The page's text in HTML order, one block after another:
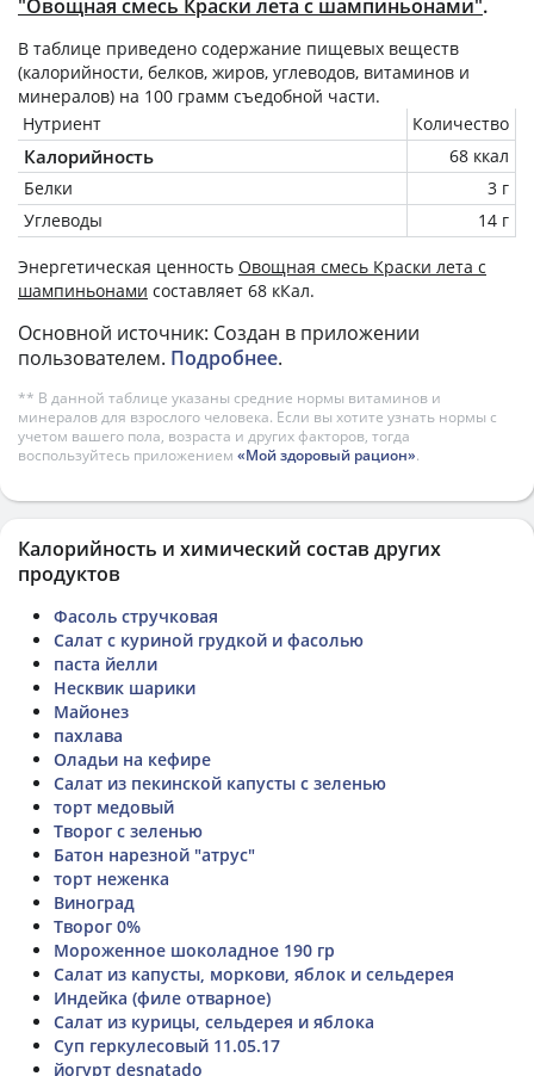
"Овощная смесь Краски лета с шампиньонами".
В таблице приведено содержание пищевых веществ
(калорийности, белков, жиров, углеводов, витаминов и
минералов) на 100 грамм съедобной части.
Нутриент
Количество
Калорийность
68 ккал
Белки
3 г
Углеводы
14 г
Энергетическая ценность Овощная смесь Краски лета с
шампиньонами составляет 68 кКал.
Основной источник: Создан в приложении
пользователем. Подробнее.
** В данной таблице указаны средние нормы витаминов и
минералов для взрослого человека. Если вы хотите узнать нормы с
учетом вашего пола, возраста и других факторов, тогда
воспользуйтесь приложением «Мой здоровый рацион».
Калорийность и химический состав других
продуктов
Фасоль стручковая
Салат с куриной грудкой и фасолью
паста йелли
Несквик шарики
Майонез
пахлава
Оладьи на кефире
Салат из пекинской капусты с зеленью
торт медовый
Творог с зеленью
Батон нарезной "атрус"
торт неженка
Виноград
Творог 0%
Мороженное шоколадное 190 гр
Салат из капусты, моркови, яблок и сельдерея
Индейка (филе отварное)
Салат из курицы, сельдерея и яблока
Суп геркулесовый 11.05.17
йогурт desnatado